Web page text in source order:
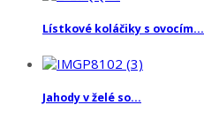
Lístkové koláčiky s ovocím...
Jahody v želé so...